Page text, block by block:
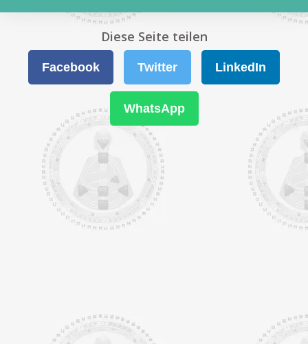
Diese Seite teilen
Facebook Twitter LinkedIn
WhatsApp